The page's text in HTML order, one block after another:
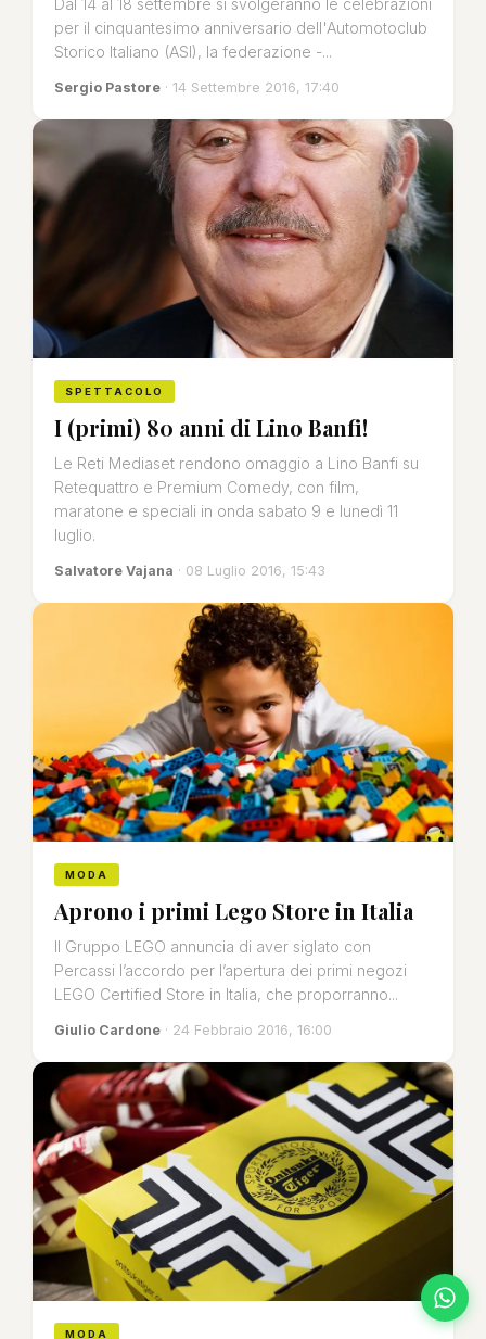
Dal 14 al 18 settembre si svolgeranno le celebrazioni
per il cinquantesimo anniversario dell'Automotoclub
Storico Italiano (ASI), la federazione -...
Sergio Pastore · 14 Settembre 2016, 17:40
SPETTACOLO
I (primi) 80 anni di Lino Banfi!
Le Reti Mediaset rendono omaggio a Lino Banfi su
Retequattro e Premium Comedy, con film,
maratone e speciali in onda sabato 9 e lunedì 11
luglio.
Salvatore Vajana · 08 Luglio 2016, 15:43
MODA
Aprono i primi Lego Store in Italia
Il Gruppo LEGO annuncia di aver siglato con
Percassi l’accordo per l’apertura dei primi negozi
LEGO Certified Store in Italia, che proporranno...
Giulio Cardone · 24 Febbraio 2016, 16:00
MODA